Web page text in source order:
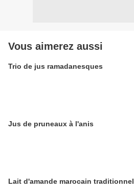
Vous aimerez aussi
Trio de jus ramadanesques
Jus de pruneaux à l'anis
Lait d'amande marocain traditionnel